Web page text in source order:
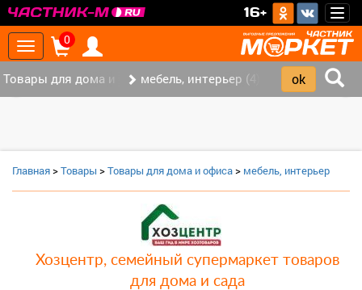
16+
Toggle
navigation
0
Товары для дома и офиса (8)мебель, интерьер (4)
Главная>Товары >Товары для дома и офиса> мебель, интерьер
Хозцентр, семейный супермаркет товаров
для дома и сада
‹ ›